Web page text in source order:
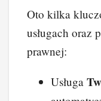
Oto kilka
usługach oraz
prawnej:
Usługa